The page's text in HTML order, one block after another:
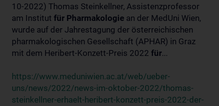
10-2022) Thomas Steinkellner, Assistenzprofessor
am Institut für Pharmakologie an der MedUni Wien,
wurde auf der Jahrestagung der österreichischen
pharmakologischen Gesellschaft (APHAR) in Graz
mit dem Heribert-Konzett-Preis 2022 für...
https://www.meduniwien.ac.at/web/ueber-
uns/news/2022/news-im-oktober-2022/thomas-
steinkellner-erhaelt-heribert-konzett-preis-2022-der-